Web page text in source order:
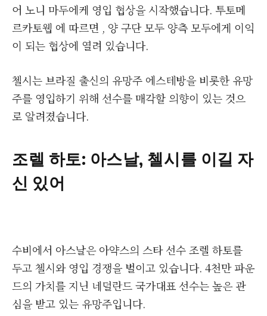
어 노니 마두에케 영입 협상을 시작했습니다. 투토메
르카토웹 에 따르면 , 양 구단 모두 양측 모두에게 이익
이 되는 협상에 열려 있습니다.
첼시는 브라질 출신의 유망주 에스테방을 비롯한 유망
주를 영입하기 위해 선수를 매각할 의향이 있는 것으
로 알려졌습니다.
조렐 하토: 아스날, 첼시를 이길 자
신 있어
수비에서 아스날은 아약스의 스타 선수 조렐 하토를
두고 첼시와 영입 경쟁을 벌이고 있습니다. 4천만 파운
드의 가치를 지닌 네덜란드 국가대표 선수는 높은 관
심을 받고 있는 유망주입니다.